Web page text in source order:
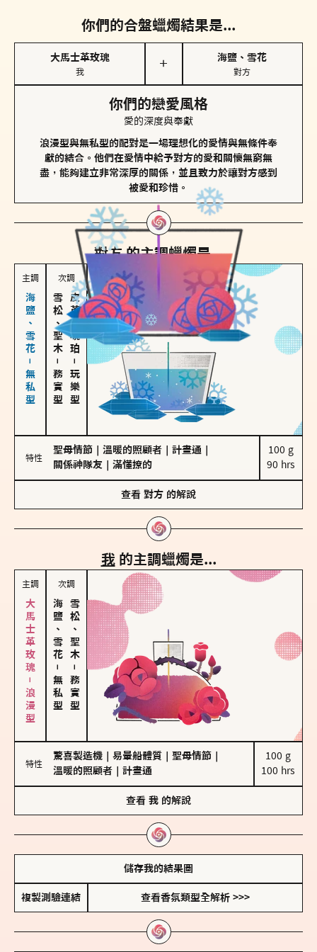
你們的合盤蠟燭結果是...
大馬士革玫瑰
我
＋
海鹽、雪花
對方
你們的戀愛風格
愛的深度與奉獻
浪漫型與無私型的配對是一場理想化的愛情與無條件奉
獻的結合。他們在愛情中給予對方的愛和關懷無窮無
盡，能夠建立非常深厚的關係，並且致力於讓對方感到
被愛和珍惜。
對方的主調蠟燭是...
主調
海鹽、雪花－無私型
次調
雪松、聖木
－
務實型
皮革、琥珀
－
玩樂型
特性
聖母情節 溫暖的照顧者 計畫通
關係神隊友
滿懂撩的
100 g
90 hrs
查看 對方 的解說
我 的主調蠟燭是...
主調
大馬士革玫瑰－浪漫型
次調
海鹽、雪花
－
無私型
雪松、聖木
－
務實型
特性
驚喜製造機 易暈船體質 聖母情節
溫暖的照顧者
計畫通
100 g
100 hrs
查看 我 的解說
儲存我的結果圖
複製測驗連結 查看香氛類型全解析 >>>